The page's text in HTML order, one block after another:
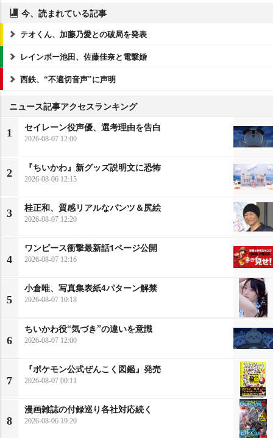
今、読まれている記事
テオくん、加藤乃愛との破局を発表
レインボー池田、佐藤佳奈と電撃婚
西鉄、“不適切音声”に声明
ニュース記事アクセスランキング
1
セイレーン役声優、選考理由を告白
2026-08-07 12:00
2
『ちいかわ』新グッズ説明文に恐怖
2026-08-06 12:15
3
桂正和、質感リアルなパンツ＆尻絵
2026-08-07 12:20
4
ワンピース衝撃最新話1ページ公開
2026-08-07 12:16
5
小倉唯、写真集表紙4パターン解禁
2026-08-07 10:18
6
ちいかわ役“気づき”の違いを意識
2026-08-07 12:00
7
『ポケモン公式ぜんこく図鑑』発売
2026-08-07 00:11
8
漫画雑誌の付録巡り各社対応続く
2026-08-06 19:20